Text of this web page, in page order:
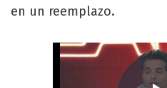
en un reemplazo.